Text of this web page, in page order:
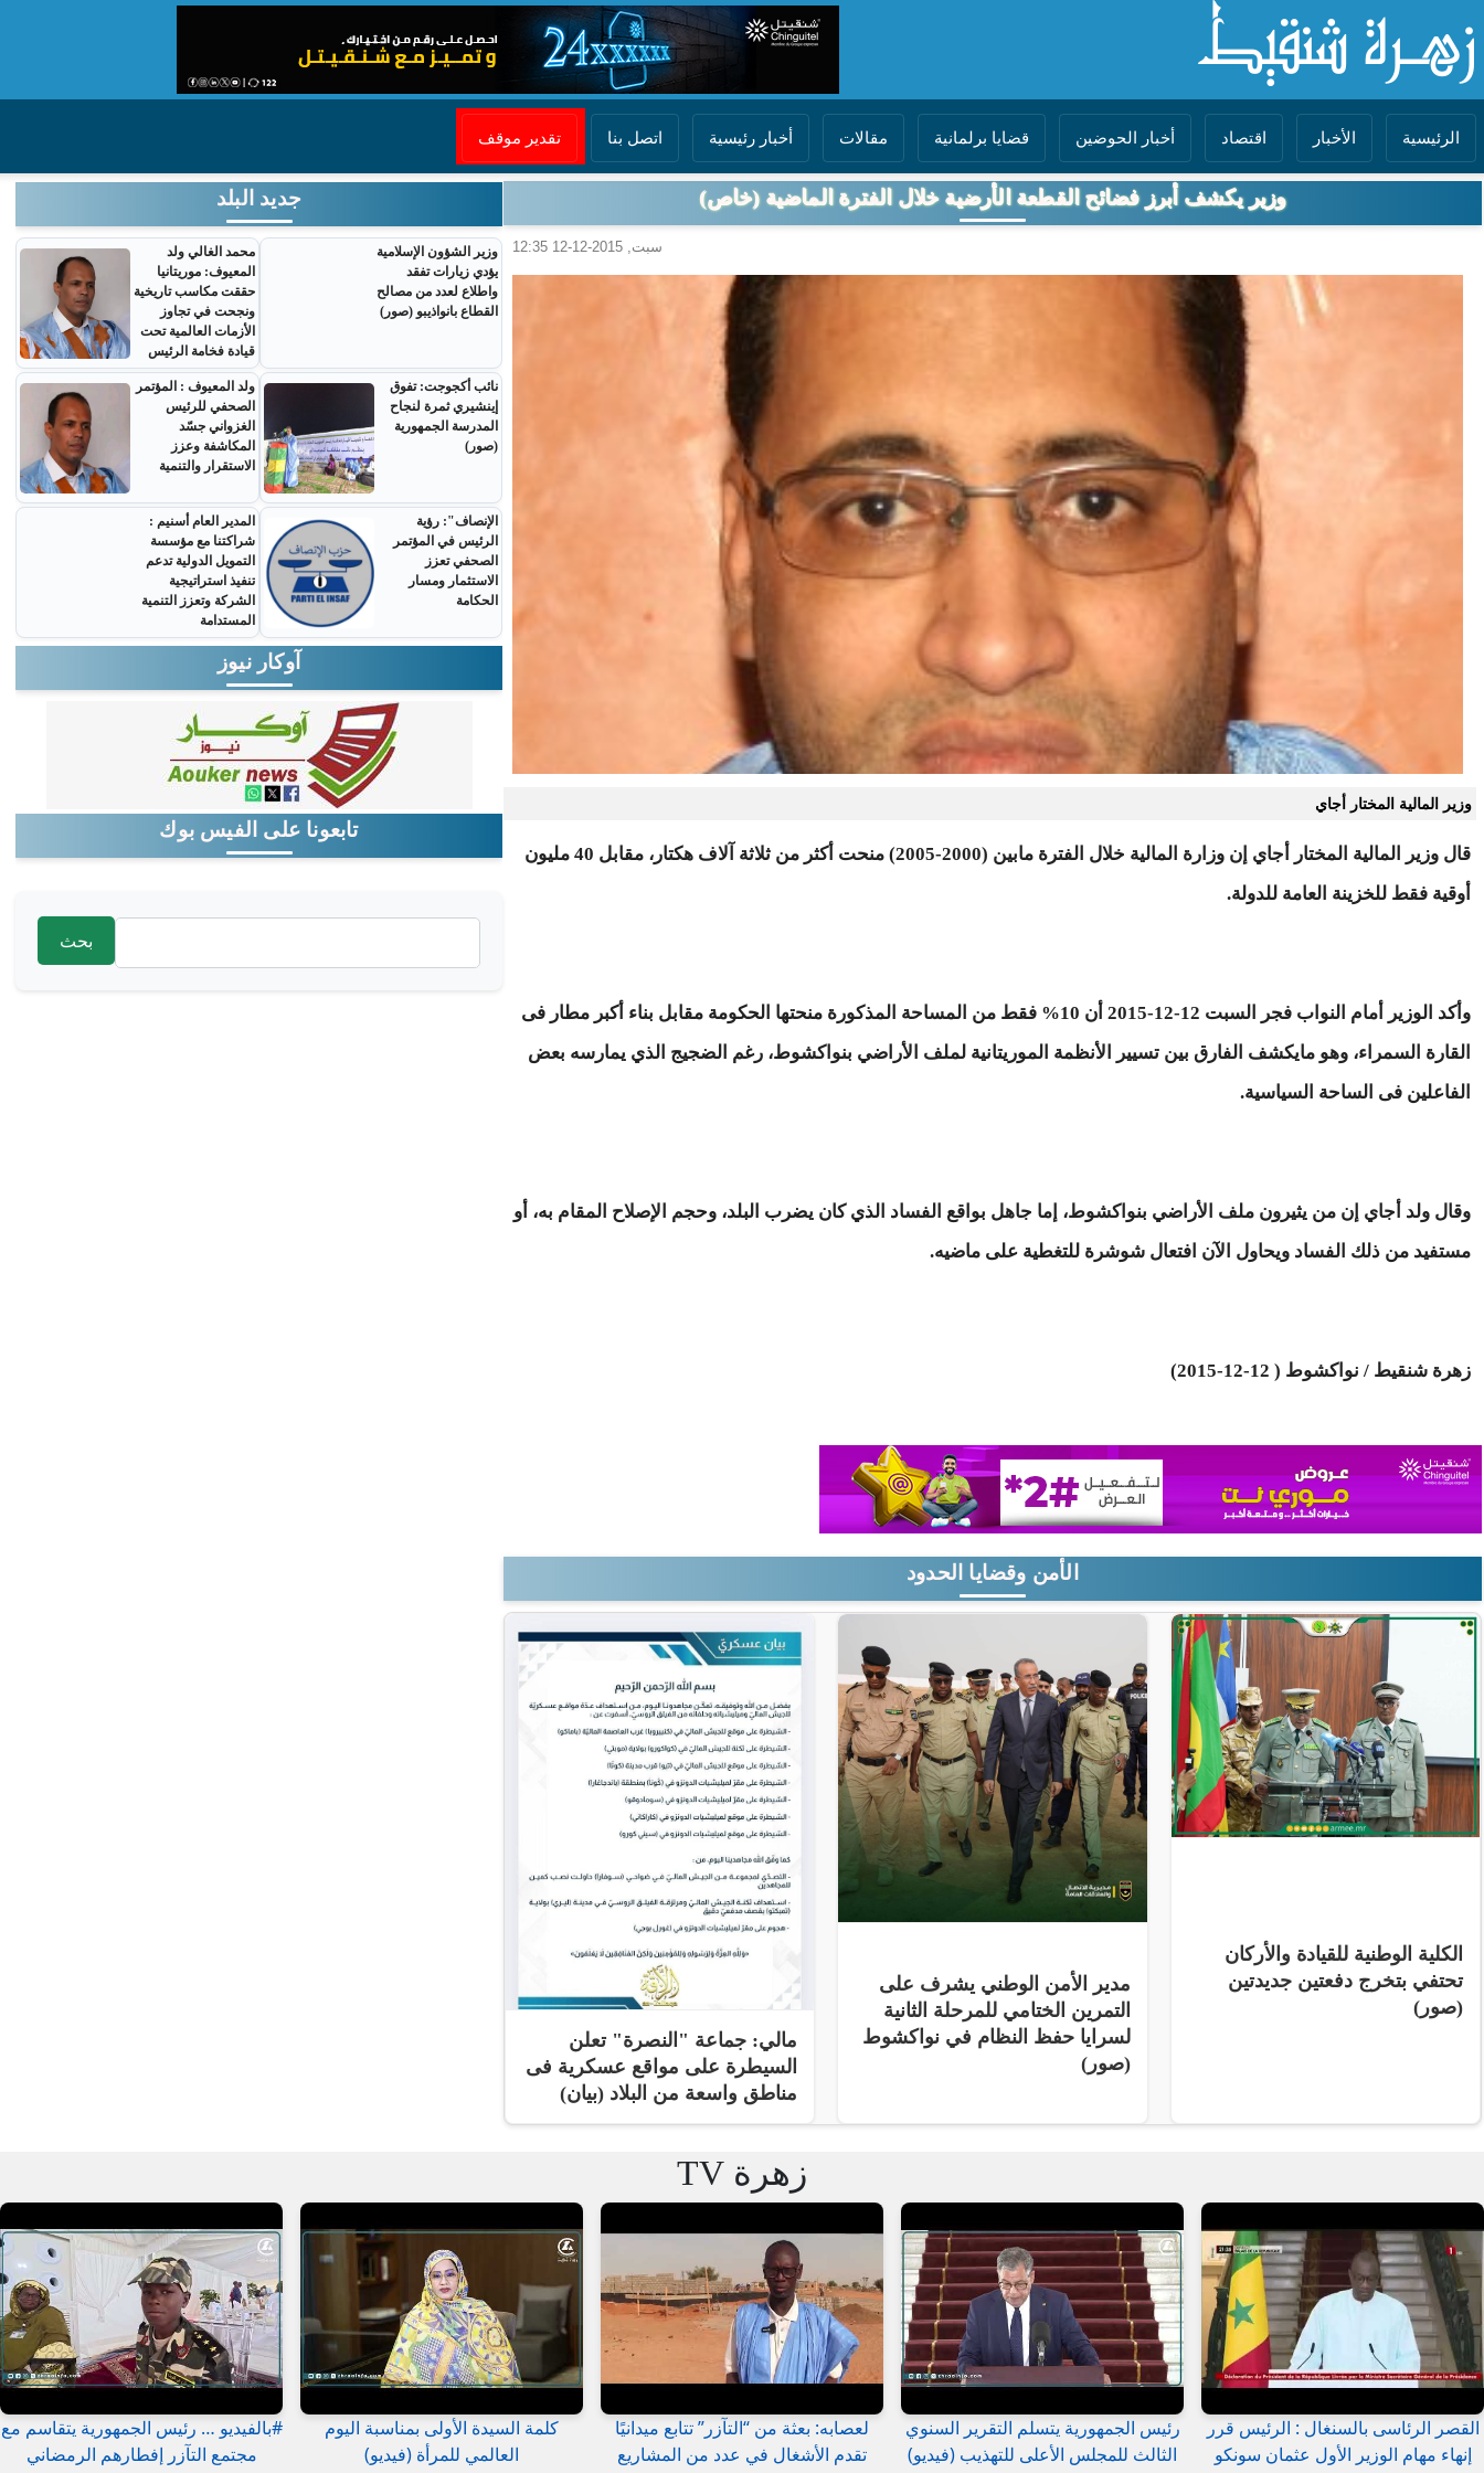
الرئيسية الأخبار اقتصاد أخبار الحوضين قضايا برلمانية مقالات أخبار رئيسية اتصل بنا تقدير موقف
وزير يكشف أبرز فضائح القطعة الأرضية خلال الفترة الماضية (خاص)
سبت, 2015-12-12 12:35
وزير المالية المختار أجاي
قال وزير المالية المختار أجاي إن وزارة المالية خلال الفترة مابين (2000-2005) منحت أكثر من ثلاثة آلاف هكتار، مقابل 40 مليون
أوقية فقط للخزينة العامة للدولة.
وأكد الوزير أمام النواب فجر السبت 12-12-2015 أن 10% فقط من المساحة المذكورة منحتها الحكومة مقابل بناء أكبر مطار فى
القارة السمراء، وهو مايكشف الفارق بين تسيير الأنظمة الموريتانية لملف الأراضي بنواكشوط، رغم الضجيج الذي يمارسه بعض
الفاعلين فى الساحة السياسية.
وقال ولد أجاي إن من يثيرون ملف الأراضي بنواكشوط، إما جاهل بواقع الفساد الذي كان يضرب البلد، وحجم الإصلاح المقام به، أو
مستفيد من ذلك الفساد ويحاول الآن افتعال شوشرة للتغطية على ماضيه.
زهرة شنقيط / نواكشوط ( 12-12-2015)
الأمن وقضايا الحدود
الكلية الوطنية للقيادة والأركان
تحتفي بتخرج دفعتين جديدتين
(صور)
مدير الأمن الوطني يشرف على
التمرين الختامي للمرحلة الثانية
لسرايا حفظ النظام في نواكشوط
(صور)
مالي: جماعة "النصرة" تعلن
السيطرة على مواقع عسكرية فى
مناطق واسعة من البلاد (بيان)
جديد البلد
وزير الشؤون الإسلامية
يؤدي زيارات تفقد
واطلاع لعدد من مصالح
القطاع بانواذيبو (صور)
محمد الغالي ولد
المعيوف: موريتانيا
حققت مكاسب تاريخية
ونجحت في تجاوز
الأزمات العالمية تحت
قيادة فخامة الرئيس
نائب أكجوجت: تفوق
إينشيري ثمرة لنجاح
المدرسة الجمهورية
(صور)
ولد المعيوف : المؤتمر
الصحفي للرئيس
الغزواني جسّد
المكاشفة وعزز
الاستقرار والتنمية
الإنصاف": رؤية
الرئيس في المؤتمر
الصحفي تعزز
الاستثمار ومسار
الحكامة
المدير العام أسنيم :
شراكتنا مع مؤسسة
التمويل الدولية تدعم
تنفيذ استراتيجية
الشركة وتعزز التنمية
المستدامة
آوكار نيوز
تابعونا على الفيس بوك
‏بحث ‏
زهرة TV
القصر الرئاسى بالسنغال : الرئيس قرر
إنهاء مهام الوزير الأول عثمان سونكو
رئيس الجمهورية يتسلم التقرير السنوي
الثالث للمجلس الأعلى للتهذيب (فيديو)
لعصابه: بعثة من “التآزر” تتابع ميدانيًا
تقدم الأشغال في عدد من المشاريع
كلمة السيدة الأولى بمناسبة اليوم
العالمي للمرأة (فيديو)
#بالفيديو … رئيس الجمهورية يتقاسم مع
مجتمع التآزر إفطارهم الرمضاني